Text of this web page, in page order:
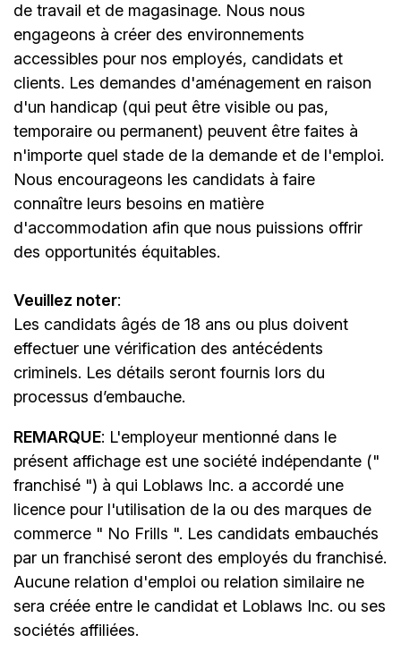
de travail et de magasinage. Nous nous
engageons à créer des environnements
accessibles pour nos employés, candidats et
clients. Les demandes d'aménagement en raison
d'un handicap (qui peut être visible ou pas,
temporaire ou permanent) peuvent être faites à
n'importe quel stade de la demande et de l'emploi.
Nous encourageons les candidats à faire
connaître leurs besoins en matière
d'accommodation afin que nous puissions offrir
des opportunités équitables.
Veuillez noter:
Les candidats âgés de 18 ans ou plus doivent
effectuer une vérification des antécédents
criminels. Les détails seront fournis lors du
processus d’embauche.
REMARQUE: L'employeur mentionné dans le
présent affichage est une société indépendante ("
franchisé ") à qui Loblaws Inc. a accordé une
licence pour l'utilisation de la ou des marques de
commerce " No Frills ". Les candidats embauchés
par un franchisé seront des employés du franchisé.
Aucune relation d'emploi ou relation similaire ne
sera créée entre le candidat et Loblaws Inc. ou ses
sociétés affiliées.